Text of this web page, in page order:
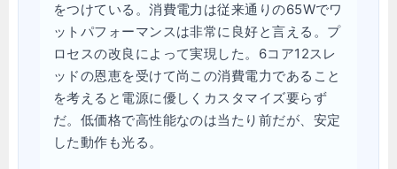
をつけている。消費電力は従来通りの65Wでワ
ットパフォーマンスは非常に良好と言える。プ
ロセスの改良によって実現した。6コア12スレ
ッドの恩恵を受けて尚この消費電力であること
を考えると電源に優しくカスタマイズ要らず
だ。低価格で高性能なのは当たり前だが、安定
した動作も光る。